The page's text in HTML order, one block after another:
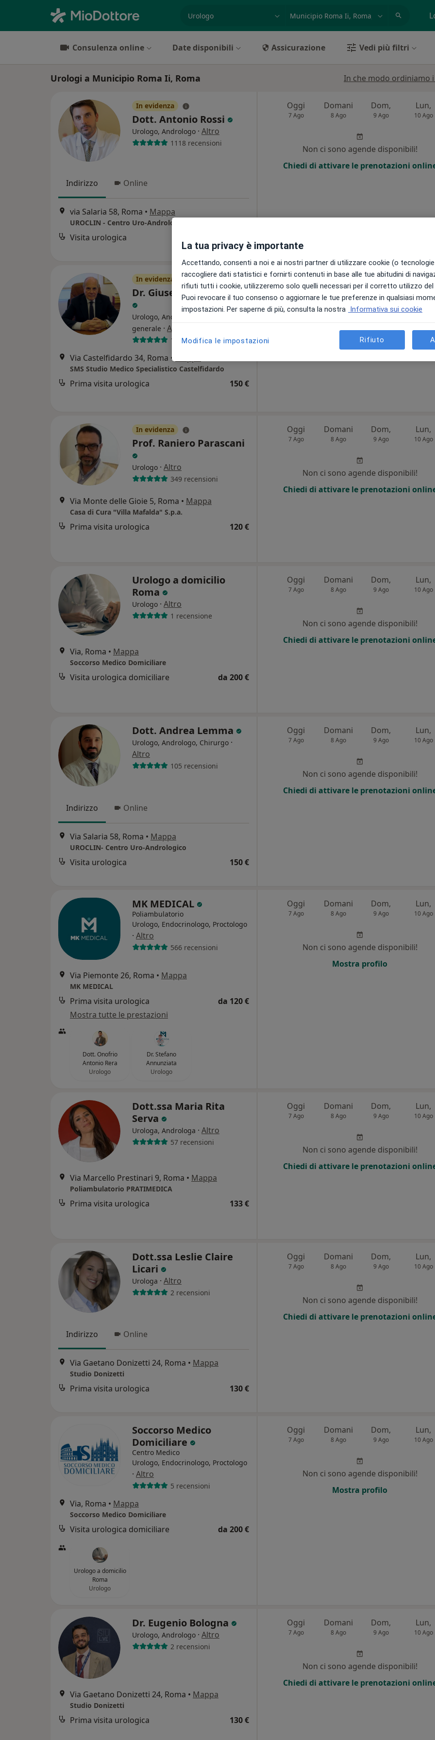
Consulenza online Date disponibili Assicurazione Vedi più filtri
Urologi a Municipio Roma Ii, Roma In che modo ordiniamo
In evidenza
Dott. Antonio Rossi
Urologo, Andrologo · Altro
1118 recensioni
Indirizzo Online
via Salaria 58, Roma • Mappa
UROCLIN - Centro Uro-Andrologico
Visita urologica
Oggi
7 Ago
Domani
8 Ago
Dom,
9 Ago
Lun,
10 Ago
Non ci sono agende disponibili!
Chiedi di attivare le prenotazioni
In evidenza
Dr. Giuseppe Montagna
Urologo, Andrologo, Chirurgo
generale · Altro
155 recensioni
Via Castelfidardo 34, Roma •
SMS Studio Medico Specialistico Castelfidardo
Prima visita urologica 150 €
Oggi
7 Ago
Domani
8 Ago
Dom,
9 Ago
Lun,
10 Ago
Chiedi di attivare le prenotazioni
In evidenza
Prof. Raniero Parascani
Urologo · Altro
349 recensioni
Via Monte delle Gioie 5, Roma • Mappa
Casa di Cura "Villa Mafalda" S.p.a.
Prima visita urologica 120 €
Oggi
7 Ago
Domani
8 Ago
Dom,
9 Ago
Lun,
10 Ago
Non ci sono agende disponibili!
Chiedi di attivare le prenotazioni
Urologo a domicilio
Roma
Urologo · Altro
1 recensione
Via, Roma • Mappa
Soccorso Medico Domiciliare
Visita urologica domiciliare da 200 €
Oggi
7 Ago
Domani
8 Ago
Dom,
9 Ago
Lun,
10 Ago
Non ci sono agende disponibili!
Chiedi di attivare le prenotazioni
Dott. Andrea Lemma
Urologo, Andrologo, Chirurgo ·
Altro
105 recensioni
Indirizzo Online
Via Salaria 58, Roma • Mappa
UROCLIN- Centro Uro-Andrologico
Visita urologica 150 €
Oggi
7 Ago
Domani
8 Ago
Dom,
9 Ago
Lun,
10 Ago
Non ci sono agende disponibili!
Chiedi di attivare le prenotazioni
MK MEDICAL
Poliambulatorio
Urologo, Endocrinologo, Proctologo
· Altro
566 recensioni
Via Piemonte 26, Roma • Mappa
MK MEDICAL
Prima visita urologica
da 120 €
Mostra tutte le prestazioni
Dott. Onofrio
Antonio Rera
Urologo
Dr. Stefano
Annunziata
Urologo
Oggi
7 Ago
Domani
8 Ago
Dom,
9 Ago
Lun,
10 Ago
Non ci sono agende disponibili!
Mostra profilo
Dott.ssa Maria Rita
Serva
Urologa, Androloga · Altro
57 recensioni
Via Marcello Prestinari 9, Roma • Mappa
Poliambulatorio PRATIMEDICA
Prima visita urologica 133 €
Oggi
7 Ago
Domani
8 Ago
Dom,
9 Ago
Lun,
10 Ago
Non ci sono agende disponibili!
Chiedi di attivare le prenotazioni
Dott.ssa Leslie Claire
Licari
Urologa · Altro
2 recensioni
Indirizzo Online
Via Gaetano Donizetti 24, Roma • Mappa
Studio Donizetti
Prima visita urologica 130 €
Oggi
7 Ago
Domani
8 Ago
Dom,
9 Ago
Lun,
10 Ago
Non ci sono agende disponibili!
Chiedi di attivare le prenotazioni
Soccorso Medico
Domiciliare
Centro Medico
Urologo, Endocrinologo, Proctologo
· Altro
5 recensioni
Via, Roma • Mappa
Soccorso Medico Domiciliare
Visita urologica domiciliare da 200 €
Urologo a domicilio
Roma
Urologo
Oggi
7 Ago
Domani
8 Ago
Dom,
9 Ago
Lun,
10 Ago
Non ci sono agende disponibili!
Mostra profilo
Dr. Eugenio Bologna
Urologo, Andrologo · Altro
2 recensioni
Via Gaetano Donizetti 24, Roma • Mappa
Studio Donizetti
Prima visita urologica 130 €
Oggi
7 Ago
Domani
8 Ago
Dom,
9 Ago
Lun,
10 Ago
Non ci sono agende disponibili!
Chiedi di attivare le prenotazioni
La tua privacy è importante
Accettando, consenti a noi e ai nostri partner di utilizzare cookie (o
raccogliere dati statistici e fornirti contenuti in base alle tue abitudini di
rifiuti tutti i cookie, utilizzeremo solo quelli necessari per il corretto utilizzo
Puoi revocare il tuo consenso o aggiornare le tue preferenze in qualsiasi
impostazioni. Per saperne di più, consulta la nostra Informativa sui cookie
Modifica le impostazioni Rifiuto